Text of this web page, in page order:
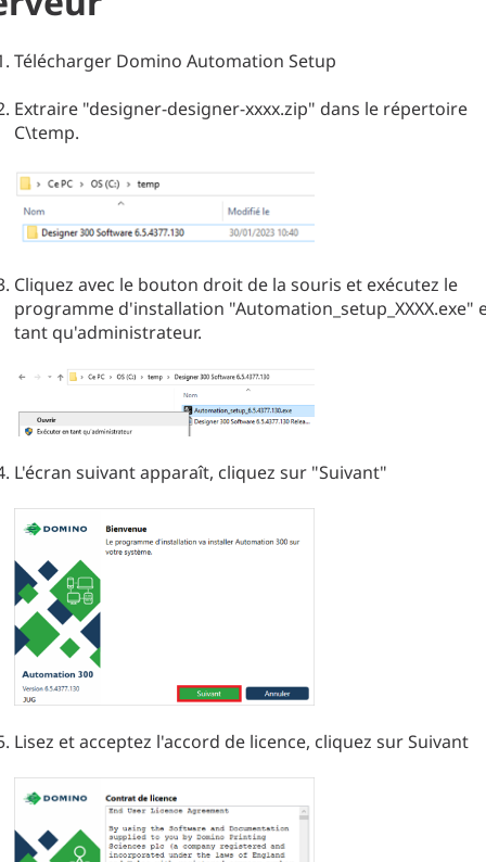
Télécharger Domino Automation Setup
Extraire "designer-designer-xxxx.zip" dans le répertoire
C\temp.
Cliquez avec le bouton droit de la souris et exécutez le
programme d'installation "Automation_setup_XXXX.exe"
tant qu'administrateur.
L'écran suivant apparaît, cliquez sur "Suivant"
Lisez et acceptez l'accord de licence, cliquez sur Suivant